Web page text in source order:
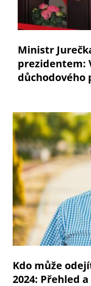
Ministr
prezidentem:
důchodového
Kdo může
2024: Přehled